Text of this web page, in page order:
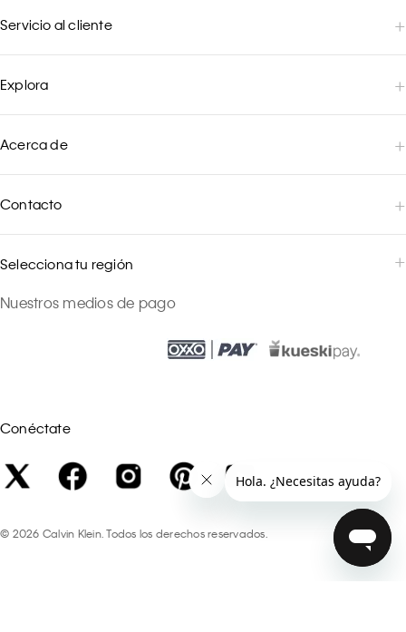
Servicio al cliente
Explora
Acerca de
Contacto
Selecciona tu región
Nuestros medios de pago
Conéctate
© 2026 Calvin Klein. Todos los derechos reservados.